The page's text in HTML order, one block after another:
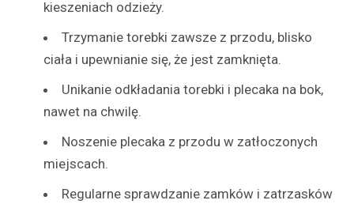
kieszeniach odzieży.
Trzymanie torebki zawsze z przodu, blisko
ciała i upewnianie się, że jest zamknięta.
Unikanie odkładania torebki i plecaka na bok,
nawet na chwilę.
Noszenie plecaka z przodu w zatłoczonych
miejscach.
Regularne sprawdzanie zamków i zatrzasków